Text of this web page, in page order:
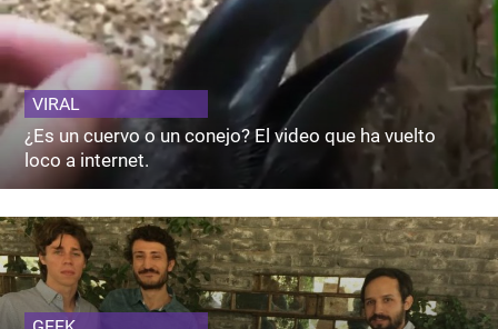
VIRAL
¿Es un cuervo o un conejo? El video que ha vuelto
loco a internet.